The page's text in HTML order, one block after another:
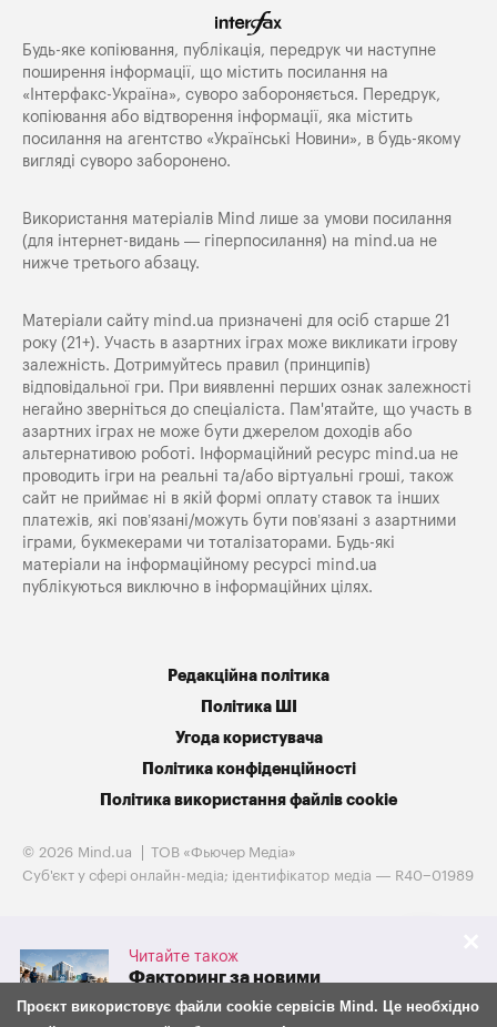
Читайте також
Факторинг за новими
правилами: що з 30 липня
змінилося для бізнесу та
Будь-яке копiювання, публiкацiя, передрук чи наступне
поширення iнформацiї, що мiстить посилання на
«Iнтерфакс-Україна», суворо забороняється. Передрук,
копіювання або відтворення інформації, яка містить
посилання на агентство «Українські Новини», в будь-якому
вигляді суворо заборонено.
Використання матеріалів Mind лише за умови посилання
(для інтернет-видань — гіперпосилання) на mind.ua не
нижче третього абзацу.
Матеріали сайту mind.ua призначені для осіб старше 21
року (21+). Участь в азартних іграх може викликати ігрову
залежність. Дотримуйтесь правил (принципів)
відповідальної гри. При виявленні перших ознак залежності
негайно зверніться до спеціаліста. Пам'ятайте, що участь в
азартних іграх не може бути джерелом доходів або
альтернативою роботі. Інформаційний ресурс mind.ua не
проводить ігри на реальні та/або віртуальні гроші, також
сайт не приймає ні в якій формі оплату ставок та інших
платежів, які пов’язані/можуть бути пов’язані з азартними
іграми, букмекерами чи тоталізаторами. Будь-які
матеріали на інформаційному ресурсі mind.ua
публікуються виключно в інформаційних цілях.
Редакційна політика
Політика ШІ
Угода користувача
Політика конфіденційності
Політика використання файлів cookie
© 2026 Mind.ua
ТОВ «Фьючер Медiа»
Cуб'єкт у сфері онлайн-медіа; ідентифікатор медіа — R40−01989
Проєкт використовує файли cookie сервісів Mind. Це необхідно